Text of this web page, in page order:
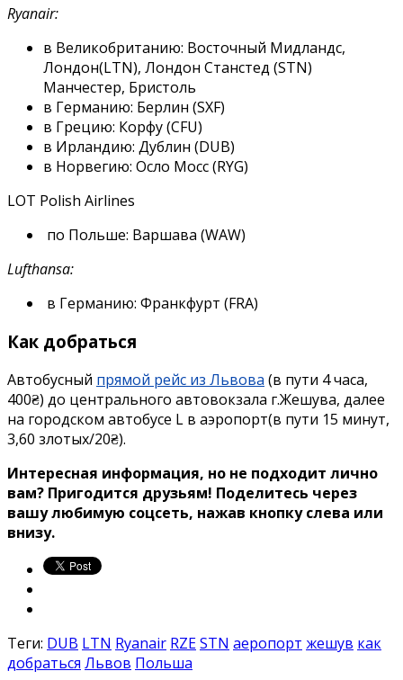
Ryanair:
в Великобританию: Восточный Мидландс,
Лондон(LTN), Лондон Станстед (STN)
Манчестер, Бристоль
в Германию: Берлин (SXF)
в Грецию: Корфу (CFU)
в Ирландию: Дублин (DUB)
в Норвегию: Осло Мосс (RYG)
LOT Polish Airlines
по Польше: Варшава (WAW)
Lufthansa:
в Германию: Франкфурт (FRA)
Как добраться
Автобусный прямой рейс из Львова (в пути 4 часа,
400₴) до центрального автовокзала г.Жешува, далее
на городском автобусе L в аэропорт(в пути 15 минут,
3,60 злотых/20₴).
Интересная информация, но не подходит лично
вам? Пригодится друзьям! Поделитесь через
вашу любимую соцсеть, нажав кнопку слева или
внизу.
Теги: DUB LTN Ryanair RZESTN аеропорт жешув как
добраться Львов Польша